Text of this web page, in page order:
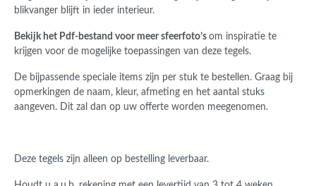
blikvanger blijft in ieder interieur.
Bekijk het Pdf-bestand voor meer sfeerfoto’s om inspiratie te
krijgen voor de mogelijke toepassingen van deze tegels.
De bijpassende speciale items zijn per stuk te bestellen. Graag bij
opmerkingen de naam, kleur, afmeting en het aantal stuks
aangeven. Dit zal dan op uw offerte worden meegenomen.
Deze tegels zijn alleen op bestelling leverbaar.